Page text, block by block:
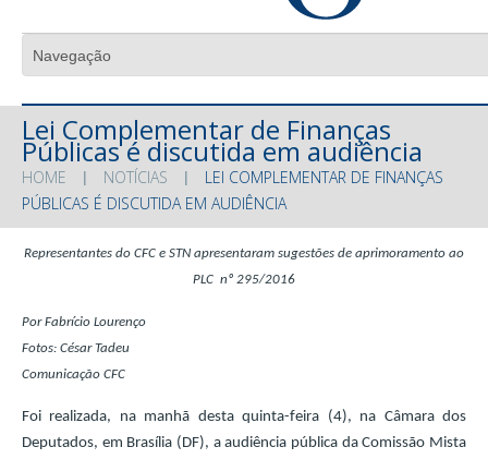
Lei Complementar de Finanças
Públicas é discutida em audiência
HOME NOTÍCIAS
LEI COMPLEMENTAR DE FINANÇAS
PÚBLICAS É DISCUTIDA EM AUDIÊNCIA
Representantes do CFC e STN apresentaram sugestões de aprimoramento ao
PLC nº 295/2016
Por Fabrício Lourenço
Fotos: César Tadeu
Comunicação CFC
Foi realizada, na manhã desta quinta-feira (4), na Câmara dos
Deputados, em Brasília (DF), a audiência pública da Comissão Mista